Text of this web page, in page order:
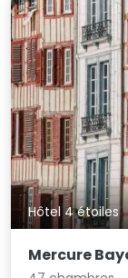
Hôtel 4 étoiles
Mercure